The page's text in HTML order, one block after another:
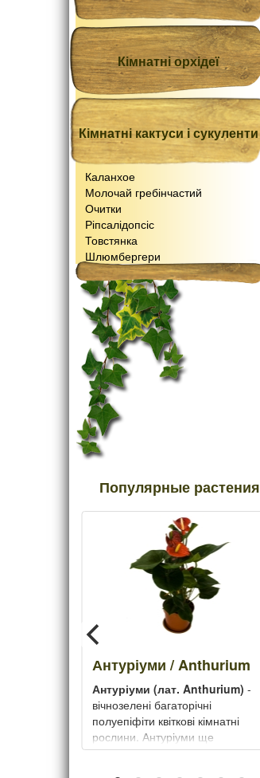
Кімнатні орхідеї
Кімнатні кактуси і сукуленти
Каланхое
Молочай гребінчастий
Очитки
Ріпсалідопсіс
Товстянка
Шлюмбергери
Популярные растения
Антуріуми / Anthurium
Антуріуми (лат. Anthurium) -
вічнозелені багаторічні
полуепіфіти квіткові кімнатні
рослини. Антуріуми ще
називають вогненним язиком,